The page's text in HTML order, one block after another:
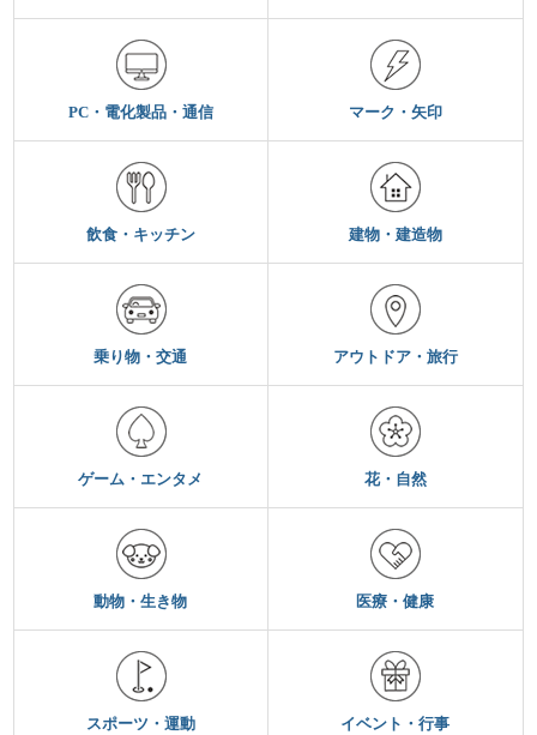
PC・電化製品・通信 マーク・矢印
飲食・キッチン 建物・建造物
乗り物・交通 アウトドア・旅行
ゲーム・エンタメ 花・自然
動物・生き物 医療・健康
スポーツ・運動 イベント・行事